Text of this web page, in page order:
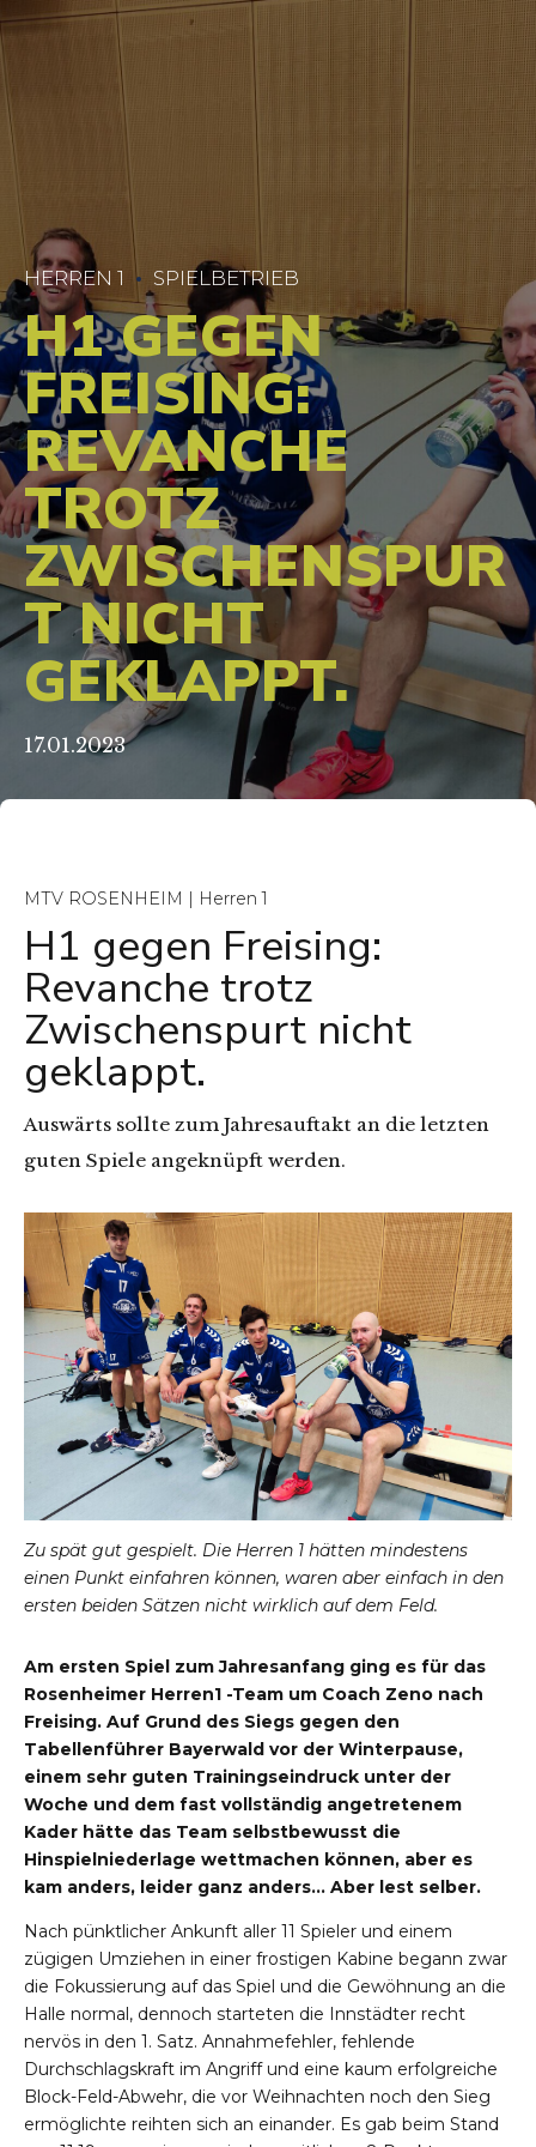
HERREN 1 SPIELBETRIEB
H1 GEGEN
FREISING:
REVANCHE
TROTZ
ZWISCHENSPUR
T NICHT
GEKLAPPT.
17.01.2023
MTV ROSENHEIM | Herren 1
H1 gegen Freising:
Revanche trotz
Zwischenspurt nicht
geklappt.
Auswärts sollte zum Jahresauftakt an die letzten
guten Spiele angeknüpft werden.
Zu spät gut gespielt. Die Herren 1 hätten mindestens
einen Punkt einfahren können, waren aber einfach in den
ersten beiden Sätzen nicht wirklich auf dem Feld.
Am ersten Spiel zum Jahresanfang ging es für das
Rosenheimer Herren1 -Team um Coach Zeno nach
Freising. Auf Grund des Siegs gegen den
Tabellenführer Bayerwald vor der Winterpause,
einem sehr guten Trainingseindruck unter der
Woche und dem fast vollständig angetretenem
Kader hätte das Team selbstbewusst die
Hinspielniederlage wettmachen können, aber es
kam anders, leider ganz anders… Aber lest selber.
Nach pünktlicher Ankunft aller 11 Spieler und einem
zügigen Umziehen in einer frostigen Kabine begann zwar
die Fokussierung auf das Spiel und die Gewöhnung an die
Halle normal, dennoch starteten die Innstädter recht
nervös in den 1. Satz. Annahmefehler, fehlende
Durchschlagskraft im Angriff und eine kaum erfolgreiche
Block-Feld-Abwehr, die vor Weihnachten noch den Sieg
ermöglichte reihten sich an einander. Es gab beim Stand